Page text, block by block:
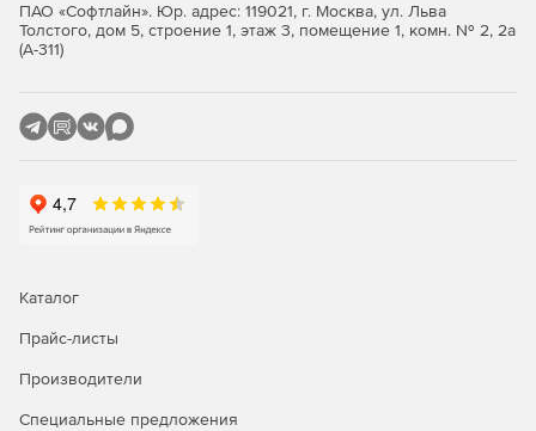
ПАО «Софтлайн». Юр. адрес: 119021, г. Москва, ул. Льва
Толстого, дом 5, строение 1, этаж 3, помещение 1, комн. № 2, 2а
(А-311)
Каталог
Прайс-листы
Производители
Специальные предложения